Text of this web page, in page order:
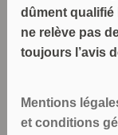
dûment qualifié
ne relève pas
toujours l’avis
Mentions
et conditions